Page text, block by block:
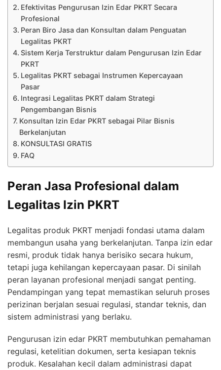
Efektivitas Pengurusan Izin Edar PKRT Secara
Profesional
Peran Biro Jasa dan Konsultan dalam Penguatan
Legalitas PKRT
Sistem Kerja Terstruktur dalam Pengurusan Izin Edar
PKRT
Legalitas PKRT sebagai Instrumen Kepercayaan
Pasar
Integrasi Legalitas PKRT dalam Strategi
Pengembangan Bisnis
Konsultan Izin Edar PKRT sebagai Pilar Bisnis
Berkelanjutan
KONSULTASI GRATIS
FAQ
Peran Jasa Profesional dalam
Legalitas Izin PKRT
Legalitas produk PKRT menjadi fondasi utama dalam
membangun usaha yang berkelanjutan. Tanpa izin edar
resmi, produk tidak hanya berisiko secara hukum,
tetapi juga kehilangan kepercayaan pasar. Di sinilah
peran layanan profesional menjadi sangat penting.
Pendampingan yang tepat memastikan seluruh proses
perizinan berjalan sesuai regulasi, standar teknis, dan
sistem administrasi yang berlaku.
Pengurusan izin edar PKRT membutuhkan pemahaman
regulasi, ketelitian dokumen, serta kesiapan teknis
produk. Kesalahan kecil dalam administrasi dapat